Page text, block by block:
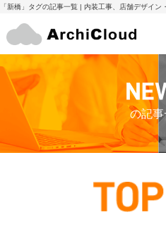
「新橋」タグの記事一覧 | 内装工事、店舗デザイ
の記事